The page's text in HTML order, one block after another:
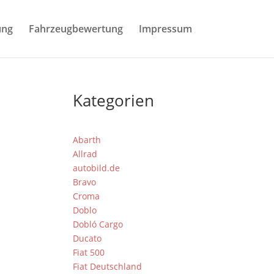
Fahrzeugbewertung Impressum
Kategorien
Abarth
Allrad
autobild.de
Bravo
Croma
Doblo
Dobló Cargo
Ducato
Fiat 500
Fiat Deutschland